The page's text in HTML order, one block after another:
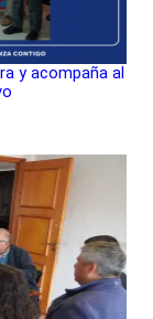
y acompaña al